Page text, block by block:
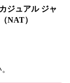
ジュアル ジャ
NAT）